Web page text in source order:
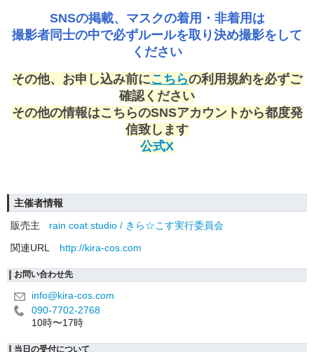
SNSの掲載、マスクの着用・非着用は
撮影者同士の中で必ずルールを取り決め撮影をして
ください
その他、お申し込み前にこちらの利用規約を必ずご
確認ください
その他の情報はこちらのSNSアカウントから都度発
信致します
公式X
主催者情報
販売主
rain coat studio / きら☆こす実行委員会
関連URL
http://kira-cos.com
お問い合わせ先
info@kira-cos.com
090-7702-2768
10時〜17時
当日の受付について